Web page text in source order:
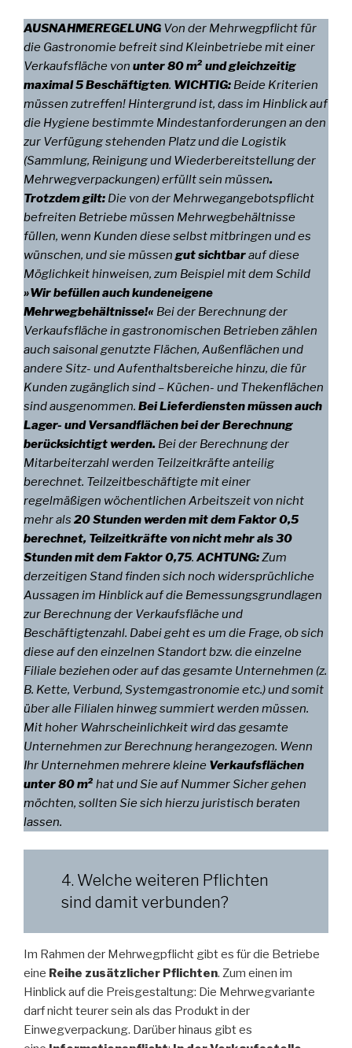
AUSNAHMEREGELUNG Von der Mehrwegpflicht für
die Gastronomie befreit sind Kleinbetriebe mit einer
Verkaufsfläche von unter 80 m² und gleichzeitig
maximal 5 Beschäftigten. WICHTIG: Beide Kriterien
müssen zutreffen! Hintergrund ist, dass im Hinblick auf
die Hygiene bestimmte Mindestanforderungen an den
zur Verfügung stehenden Platz und die Logistik
(Sammlung, Reinigung und Wiederbereitstellung der
Mehrwegverpackungen) erfüllt sein müssen.
Trotzdem gilt: Die von der Mehrwegangebotspflicht
befreiten Betriebe müssen Mehrwegbehältnisse
füllen, wenn Kunden diese selbst mitbringen und es
wünschen, und sie müssengut sichtbarauf diese
Möglichkeit hinweisen, zum Beispiel mit dem Schild
»Wir befüllen auch kundeneigene
Mehrwegbehältnisse!« Bei der Berechnung der
Verkaufsfläche in gastronomischen Betrieben zählen
auch saisonal genutzte Flächen, Außenflächen und
andere Sitz- und Aufenthaltsbereiche hinzu, die für
Kunden zugänglich sind – Küchen- und Thekenflächen
sind ausgenommen. Bei Lieferdiensten müssen auch
Lager- und Versandflächen bei der Berechnung
berücksichtigt werden. Bei der Berechnung der
Mitarbeiterzahl werden Teilzeitkräfte anteilig
berechnet. Teilzeitbeschäftigte mit einer
regelmäßigen wöchentlichen Arbeitszeit von nicht
mehr als 20 Stunden werden mit dem Faktor 0,5
berechnet, Teilzeitkräfte von nicht mehr als 30
Stunden mit dem Faktor 0,75. ACHTUNG:Zum
derzeitigen Stand finden sich noch widersprüchliche
Aussagen im Hinblick auf die Bemessungsgrundlagen
zur Berechnung der Verkaufsfläche und
Beschäftigtenzahl. Dabei geht es um die Frage, ob sich
diese auf den einzelnen Standort bzw. die einzelne
Filiale beziehen oder auf das gesamte Unternehmen (z.
B. Kette, Verbund, Systemgastronomie etc.) und somit
über alle Filialen hinweg summiert werden müssen.
Mit hoher Wahrscheinlichkeit wird das gesamte
Unternehmen zur Berechnung herangezogen. Wenn
Ihr Unternehmen mehrere kleine Verkaufsflächen
unter 80 m² hat und Sie auf Nummer Sicher gehen
möchten, sollten Sie sich hierzu juristisch beraten
lassen.
4. Welche weiteren Pflichten
sind damit verbunden?
Im Rahmen der Mehrwegpflicht gibt es für die Betriebe
eine Reihe zusätzlicher Pflichten. Zum einen im
Hinblick auf die Preisgestaltung: Die Mehrwegvariante
darf nicht teurer sein als das Produkt in der
Einwegverpackung. Darüber hinaus gibt es